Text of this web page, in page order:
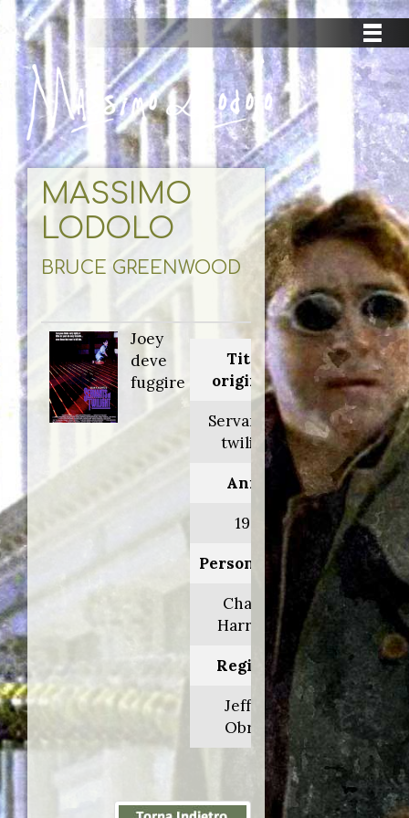
MASSIMO
LODOLO
BRUCE GREENWOOD
Joey
deve
fuggire
Titolo
originale:
Servants of
twilight
Anno:
1991
Personaggio:
Charlie
Harrison
Regia di:
Jeffrey
Obrow